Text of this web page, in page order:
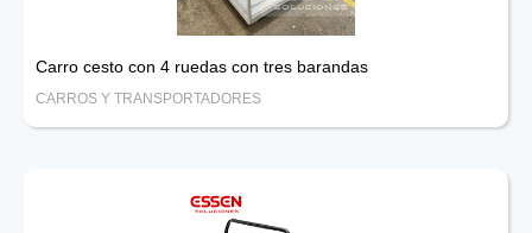
Carro cesto con 4 ruedas con tres barandas
CARROS Y TRANSPORTADORES